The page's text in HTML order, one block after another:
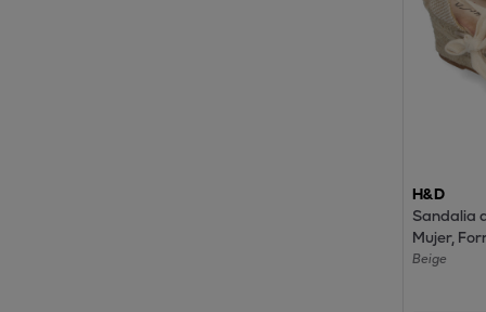
H&D
Sandalia
Mujer,
con Pala
Beige